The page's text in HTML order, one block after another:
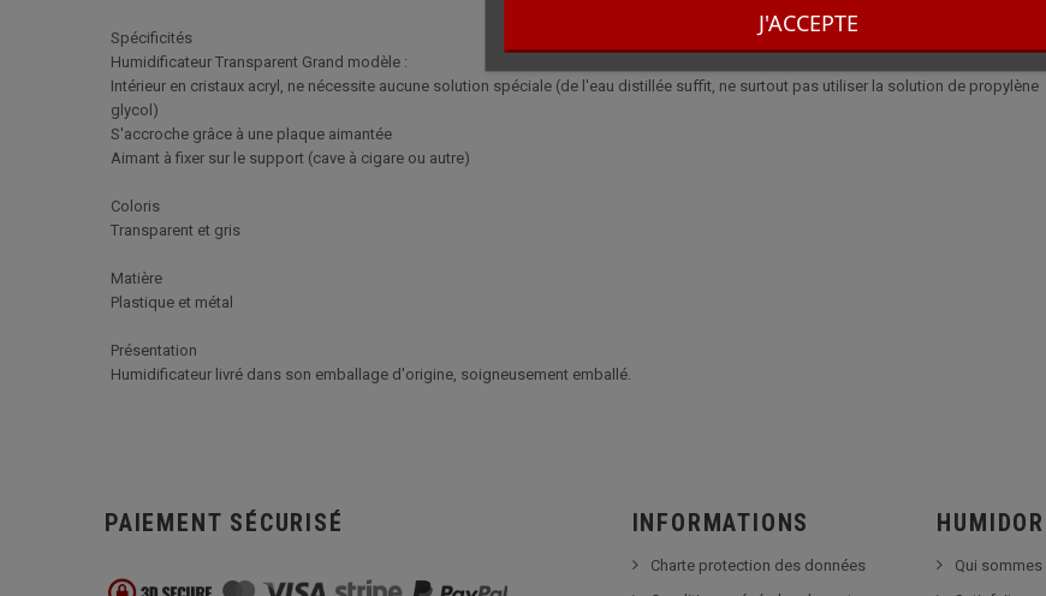
J'ACCEPTE
Spécificités
Humidificateur Transparent Grand modèle :
Intérieur en cristaux acryl, ne nécessite aucune solution spéciale (de l'eau distillée suffit, ne surtout pas utiliser la solution de propylène
glycol)
S'accroche grâce à une plaque aimantée
Aimant à fixer sur le support (cave à cigare ou autre)
Coloris
Transparent et gris
Matière
Plastique et métal
Présentation
Humidificateur livré dans son emballage d'origine, soigneusement emballé.
PAIEMENT SÉCURISÉ INFORMATIONS
Charte protection des données
Qui sommes